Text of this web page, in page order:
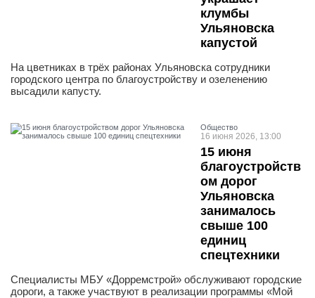
клумбы
Ульяновска
капустой
На цветниках в трёх районах Ульяновска сотрудники
городского центра по благоустройству и озеленению
высадили капусту.
Общество
16 июня 2026, 13:00
15 июня
благоустройств
ом дорог
Ульяновска
занималось
свыше 100
единиц
спецтехники
Cпециалисты МБУ «Дорремстрой» обслуживают городские
дороги, а также участвуют в реализации программы «Мой